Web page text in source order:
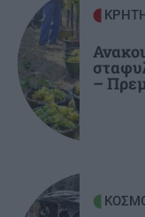
ΚΟΣΜΟΣ
Θέουτα:
μεταναστών -
μεταφορά των
ΕΛΛΑΔΑ
ΚΤΕΛ
–